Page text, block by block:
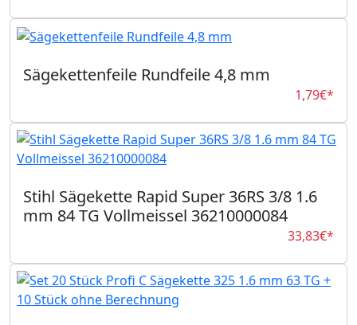
Sägekettenfeile Rundfeile 4,8 mm
1,79€*
Stihl Sägekette Rapid Super 36RS 3/8 1.6
mm 84 TG Vollmeissel 36210000084
33,83€*